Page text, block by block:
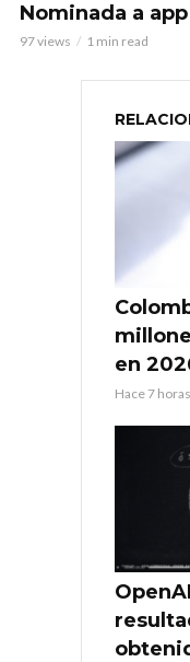
Nominada a
97 views 1 min read
en
Hace 7 horas